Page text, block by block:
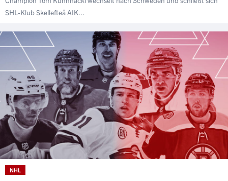
SHL-Klub Skellefteå AIK...
NHL